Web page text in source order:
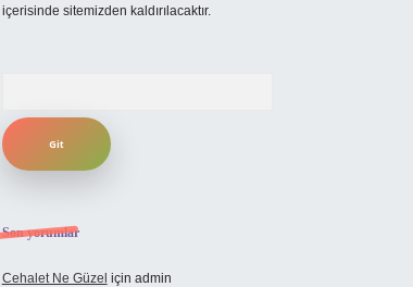
içerisinde sitemizden kaldırılacaktır.
Son yorumlar
Cehalet Ne Güzel için admin